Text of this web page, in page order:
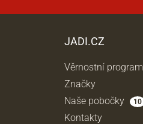
JADI.CZ
Věrnostní program
Značky
Naše pobočky
10
Kontakty